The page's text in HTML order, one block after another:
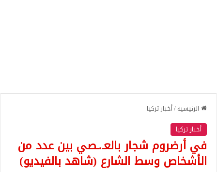
الرئيسية/أخبار تركيا
أخبار تركيا
في أرضروم شجار بالعـ.ـصي بين عدد من
الأشخاص وسط الشارع (شاهد بالفيديو)